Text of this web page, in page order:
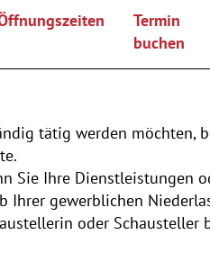
Termin
buchen
tätig werden möchten,
Sie Ihre Dienstleistungen
Ihrer gewerblichen
oder Schausteller